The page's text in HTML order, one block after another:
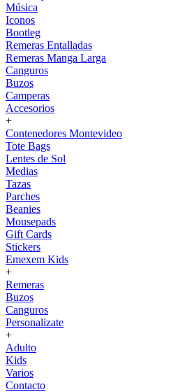
Música
Iconos
Bootleg
Remeras Entalladas
Remeras Manga Larga
Canguros
Buzos
Camperas
Accesorios
+
Contenedores Montevideo
Tote Bags
Lentes de Sol
Medias
Tazas
Parches
Beanies
Mousepads
Gift Cards
Stickers
Emexem Kids
+
Remeras
Buzos
Canguros
Personalizate
+
Adulto
Kids
Varios
Contacto